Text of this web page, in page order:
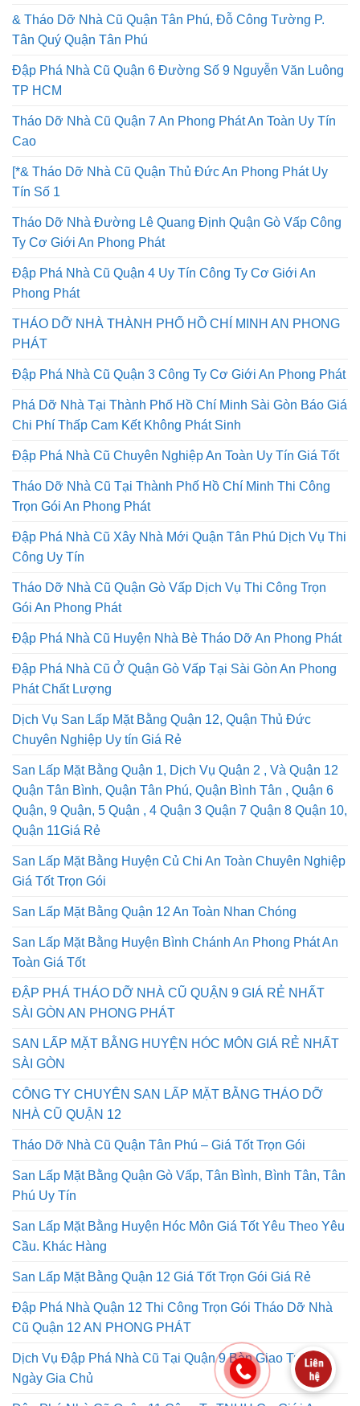
& Tháo Dỡ Nhà Cũ Quận Tân Phú, Đỗ Công Tường P.
Tân Quý Quận Tân Phú
Đập Phá Nhà Cũ Quận 6 Đường Số 9 Nguyễn Văn Luông
TP HCM
Tháo Dỡ Nhà Cũ Quận 7 An Phong Phát An Toàn Uy Tín
Cao
[*& Tháo Dỡ Nhà Cũ Quận Thủ Đức An Phong Phát Uy
Tín Số 1
Tháo Dỡ Nhà Đường Lê Quang Định Quận Gò Vấp Công
Ty Cơ Giới An Phong Phát
Đập Phá Nhà Cũ Quận 4 Uy Tín Công Ty Cơ Giới An
Phong Phát
THÁO DỠ NHÀ THÀNH PHỐ HỒ CHÍ MINH AN PHONG
PHÁT
Đập Phá Nhà Cũ Quận 3 Công Ty Cơ Giới An Phong Phát
Phá Dỡ Nhà Tại Thành Phố Hồ Chí Minh Sài Gòn Báo Giá
Chi Phí Thấp Cam Kết Không Phát Sinh
Đập Phá Nhà Cũ Chuyên Nghiệp An Toàn Uy Tín Giá Tốt
Tháo Dỡ Nhà Cũ Tại Thành Phố Hồ Chí Minh Thi Công
Trọn Gói An Phong Phát
Đập Phá Nhà Cũ Xây Nhà Mới Quận Tân Phú Dịch Vụ Thi
Công Uy Tín
Tháo Dỡ Nhà Cũ Quận Gò Vấp Dịch Vụ Thi Công Trọn
Gói An Phong Phát
Đập Phá Nhà Cũ Huyện Nhà Bè Tháo Dỡ An Phong Phát
Đập Phá Nhà Cũ Ở Quận Gò Vấp Tại Sài Gòn An Phong
Phát Chất Lượng
Dịch Vụ San Lấp Mặt Bằng Quận 12, Quận Thủ Đức
Chuyên Nghiệp Uy tín Giá Rẻ
San Lấp Mặt Bằng Quận 1, Dịch Vụ Quận 2 , Và Quận 12
Quận Tân Bình, Quận Tân Phú, Quận Bình Tân , Quận 6
Quận, 9 Quận, 5 Quận , 4 Quận 3 Quận 7 Quận 8 Quận 10,
Quận 11Giá Rẻ
San Lấp Mặt Bằng Huyện Củ Chi An Toàn Chuyên Nghiệp
Giá Tốt Trọn Gói
San Lấp Mặt Bằng Quận 12 An Toàn Nhan Chóng
San Lấp Mặt Bằng Huyện Bình Chánh An Phong Phát An
Toàn Giá Tốt
ĐẬP PHÁ THÁO DỠ NHÀ CŨ QUẬN 9 GIÁ RẺ NHẤT
SÀI GÒN AN PHONG PHÁT
SAN LẤP MẶT BẰNG HUYỆN HÓC MÔN GIÁ RẺ NHẤT
SÀI GÒN
CÔNG TY CHUYÊN SAN LẤP MẶT BẰNG THÁO DỠ
NHÀ CŨ QUẬN 12
Tháo Dỡ Nhà Cũ Quận Tân Phú – Giá Tốt Trọn Gói
San Lấp Mặt Bằng Quận Gò Vấp, Tân Bình, Bình Tân, Tân
Phú Uy Tín
San Lấp Mặt Bằng Huyện Hóc Môn Giá Tốt Yêu Theo Yêu
Cầu. Khác Hàng
San Lấp Mặt Bằng Quận 12 Giá Tốt Trọn Gói Giá Rẻ
Đập Phá Nhà Quận 12 Thi Công Trọn Gói Tháo Dỡ Nhà
Cũ Quận 12 AN PHONG PHÁT
Dịch Vụ Đập Phá Nhà Cũ Tại Quận 9 Bàn Giao Trong
Ngày Gia Chủ